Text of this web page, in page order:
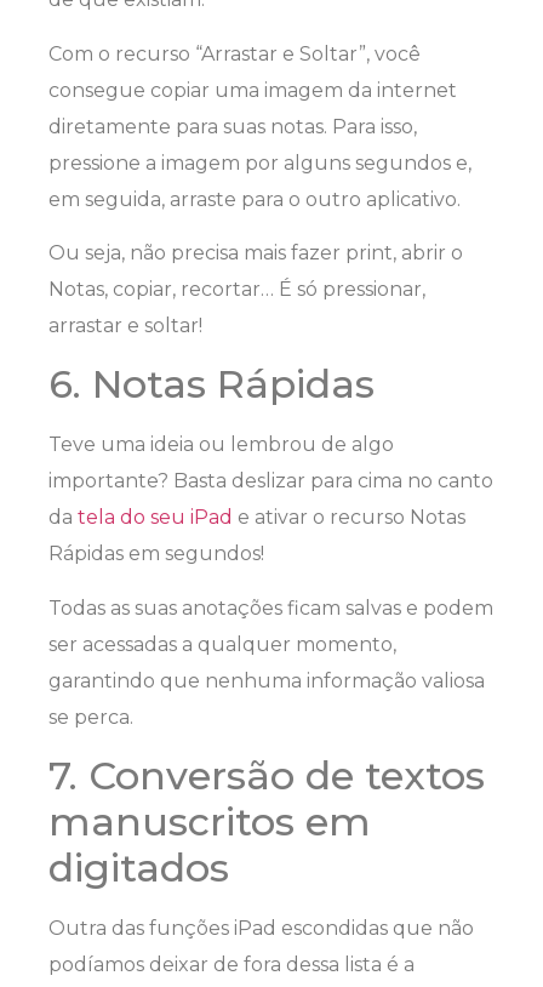
Com o recurso “Arrastar e Soltar”, você
consegue copiar uma imagem da internet
diretamente para suas notas. Para isso,
pressione a imagem por alguns segundos e,
em seguida, arraste para o outro aplicativo.
Ou seja, não precisa mais fazer print, abrir o
Notas, copiar, recortar… É só pressionar,
arrastar e soltar!
6. Notas Rápidas
Teve uma ideia ou lembrou de algo
importante? Basta deslizar para cima no canto
da tela do seu iPad e ativar o recurso Notas
Rápidas em segundos!
Todas as suas anotações ficam salvas e podem
ser acessadas a qualquer momento,
garantindo que nenhuma informação valiosa
se perca.
7. Conversão de textos
manuscritos em
digitados
Outra das funções iPad escondidas que não
podíamos deixar de fora dessa lista é a